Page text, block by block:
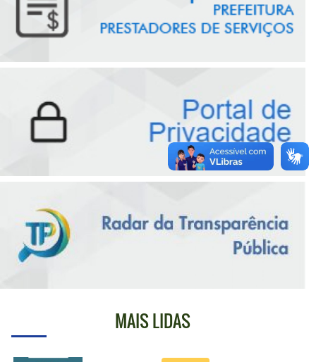
MAIS LIDAS